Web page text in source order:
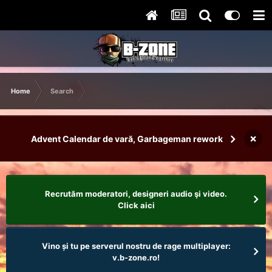
Home Search
Advent Calendar de vară, Garbageman rework ×
Recrutăm moderatori, designeri audio şi video.
Click aici
Vino și tu pe serverul nostru de rage multiplayer:
v.b-zone.ro!